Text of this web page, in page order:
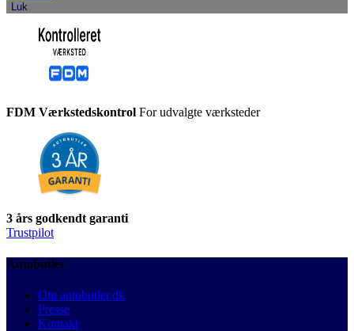
Luk
FDM Værkstedskontrol For udvalgte værksteder
3 års godkendt garanti
Trustpilot
Autobutler
Om autobutler.dk
Presse
Kontakt